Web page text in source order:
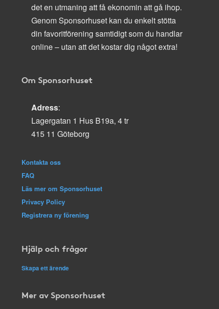
det en utmaning att få ekonomin att gå ihop.
Genom Sponsorhuset kan du enkelt stötta
din favoritförening samtidigt som du handlar
online – utan att det kostar dig något extra!
Om Sponsorhuset
Adress:
Lagergatan 1 Hus B19a, 4 tr
415 11 Göteborg
Kontakta oss
FAQ
Läs mer om Sponsorhuset
Privacy Policy
Registrera ny förening
Hjälp och frågor
Skapa ett ärende
Mer av Sponsorhuset